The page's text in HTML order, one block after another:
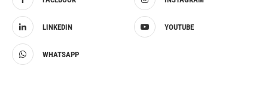
LINKEDIN YOUTUBE
WHATSAPP